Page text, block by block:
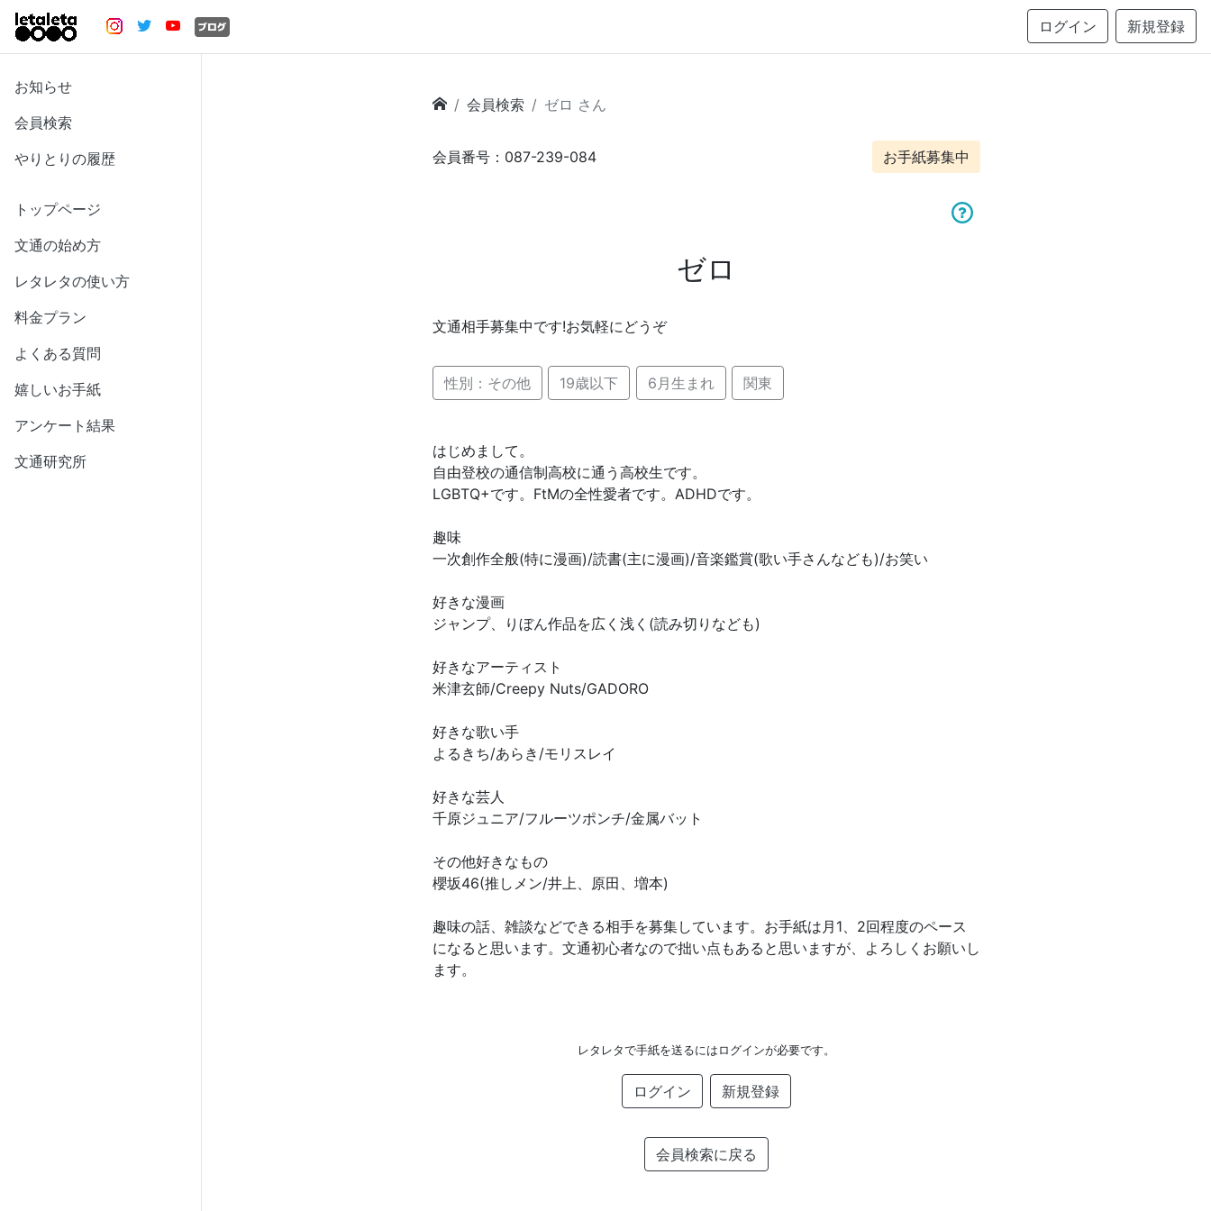
ログイン 新規登録
お知らせ
会員検索
やりとりの履歴
トップページ
文通の始め方
レタレタの使い方
料金プラン
よくある質問
嬉しいお手紙
アンケート結果
文通研究所
会員検索 ゼロ さん
会員番号：087-239-084 お手紙募集中
ゼロ
文通相手募集中です!お気軽にどうぞ
性別：その他 19歳以下 6月生まれ 関東
はじめまして。
自由登校の通信制高校に通う高校生です。
LGBTQ+です。FtMの全性愛者です。ADHDです。
趣味
一次創作全般(特に漫画)/読書(主に漫画)/音楽鑑賞(歌い手さんなども)/お笑い
好きな漫画
ジャンプ、りぼん作品を広く浅く(読み切りなども)
好きなアーティスト
米津玄師/Creepy Nuts/GADORO
好きな歌い手
よるきち/あらき/モリスレイ
好きな芸人
千原ジュニア/フルーツポンチ/金属バット
その他好きなもの
櫻坂46(推しメン/井上、原田、増本)
趣味の話、雑談などできる相手を募集しています。お手紙は月1、2回程度のペース
になると思います。文通初心者なので拙い点もあると思いますが、よろしくお願いし
ます。
レタレタで手紙を送るにはログインが必要です。
ログイン 新規登録
会員検索に戻る